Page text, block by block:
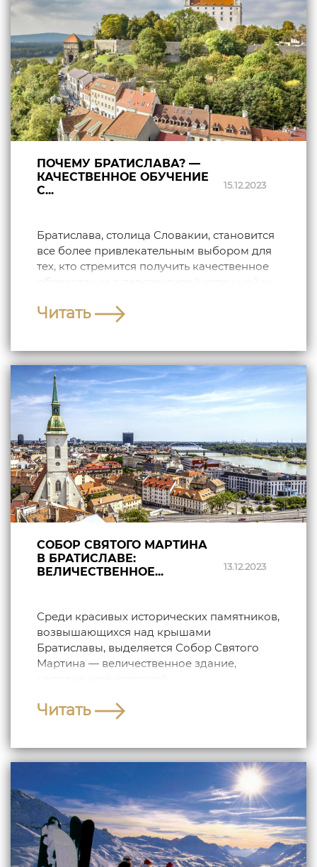
ПОЧЕМУ БРАТИСЛАВА? —
КАЧЕСТВЕННОЕ ОБУЧЕНИЕ
С...
15.12.2023
Братислава, столица Словакии, становится
все более привлекательным выбором для
тех, кто стремится получить качественное
Читать
СОБОР СВЯТОГО МАРТИНА
В БРАТИСЛАВЕ:
ВЕЛИЧЕСТВЕННОЕ...
13.12.2023
Среди красивых исторических памятников,
возвышающихся над крышами
Братиславы, выделяется Собор Святого
Мартина — величественное здание,
Читать